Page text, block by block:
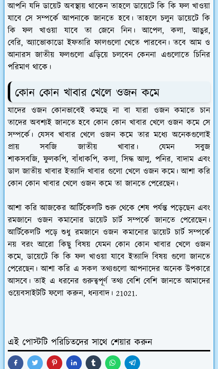
আপনি যদি ডায়েট অবস্থায় থাকেন তাহলে ডায়েটে কি কি ফল খাওয়া
যাবে সে সম্পর্কে আপনাকে জানতে হবে। তাহলে চলুন ডায়েটে কি
কি ফল খাওয়া যাবে তা জেনে নিন। আপেল, কলা, আঙুর,
বেরি, অ্যাভোকাডো ইফতারি ফালগুলো খেতে পারবেন। তবে আম ও
আনারস জাতীয় ফলগুলো এড়িয়ে চলবেন কেননা এগুলোতে চিনির
পরিমাণ থাকে।
কোন কোন খাবার খেলে ওজন কমে
যাদের ওজন কোনভাবেই কমছে না বা যারা ওজন কমাতে চান
তাদের অবশ্যই জানতে হবে কোন কোন খাবার খেলে ওজন কমে সে
সম্পর্কে। যেসব খাবার খেলে ওজন কমে তার মধ্যে অনেকগুলোই
প্রায় সবজি জাতীয় খাবার। যেমন সবুজ
শাকসবজি, ফুলকপি, বাঁধাকপি, কলা, সিদ্ধ আলু, পনির, বাদাম এবং
ডাল জাতীয় খাবার ইত্যাদি খাবার গুলো খেলে ওজন কমে। আশা করি
কোন কোন খাবার খেলে ওজন কমে তা জানতে পেরেছেন।
আশা করি আজকের আর্টিকেলটি শুরু থেকে শেষ পর্যন্ত পড়েছেন এবং
রমজানে ওজন কমানোর ডায়েট চার্ট সম্পর্কে জানতে পেরেছেন।
আর্টিকেলটি পড়ে শুধু রমজানে ওজন কমানোর ডায়েট চার্ট সম্পর্কে
নয় বরং আরো কিছু বিষয় যেমন কোন কোন খাবার খেলে ওজন
কমে, ডায়েটে কি কি ফল খাওয়া যাবে ইত্যাদি বিষয় গুলো জানতে
পেরেছেন। আশা করি এ সকল তথ্যগুলো আপনাদের অনেক উপকারে
আসবে। তাই এ ধরনের গুরুত্বপূর্ণ তথ্য বেশি বেশি জানতে আমাদের
ওয়েবসাইটটি ফলো করুন, ধন্যবাদ। 21021.
এই পোস্টটি পরিচিতদের সাথে শেয়ার করুন